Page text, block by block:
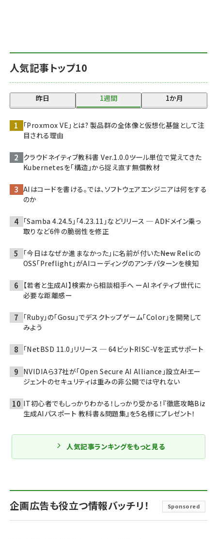
企画広告も役立つ情報バッチリ！ Sponsored
人気記事トップ10
昨日 1週間 1か月
「Proxmox VE」とは? 製品群の全体像と仮想化基盤として注
目される理由
クラウドネイティブ教科書 Ver.1.0.0――ツール単位で覚えてきた
Kubernetesを「構造」から捉え直す無償教材
AIはコードを書ける。では、ソフトウェアエンジニアは何をする
のか
「Samba 4.24.5」「4.23.11」などリリース ─ ADドメイン乗っ
取りなど6件の脆弱性を修正
「今日はなぜか進まなかった」に名前が付いた――New Relicの
OSS「Preflight」がAIコーディングのアンチパターンを検知
【若者と生成AI】検索から相談相手へ ーAIネイティブ世代に
必要な距離感ー
「Ruby」の「Gosu」でデスクトップゲーム「Color」を開発して
みよう
「NetBSD 11.0」リリース ─ 64ビットRISC-Vを正式サポート
NVIDIAら37社が「Open Secure AI Alliance」設立――AIエー
ジェントのセキュリティは重みの非公開では守れない
IT初心者でもしっかりわかる！しっかり受かる！『徹底攻略Biz
生成AIパスポート 教科書＆問題集』を5名様にプレゼント！
人気記事ランキングをもっと見る